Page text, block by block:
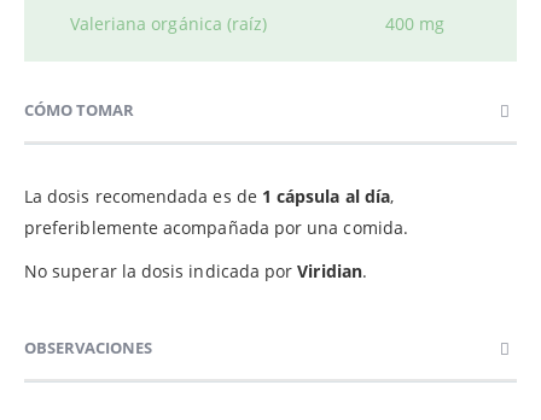
Valeriana orgánica (raíz) 400 mg
CÓMO TOMAR
La dosis recomendada es de 1 cápsula al día,
preferiblemente acompañada por una comida.
No superar la dosis indicada porViridian.
OBSERVACIONES